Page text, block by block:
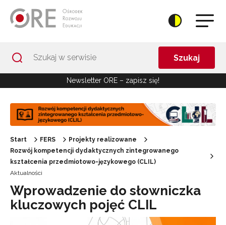
Szukaj
Newsletter ORE – zapisz się!
Start FERS
Projekty realizowane
Rozwój kompetencji dydaktycznych zintegrowanego
kształcenia przedmiotowo-językowego (CLIL)
Aktualności
Wprowadzenie do słowniczka
kluczowych pojęć CLIL